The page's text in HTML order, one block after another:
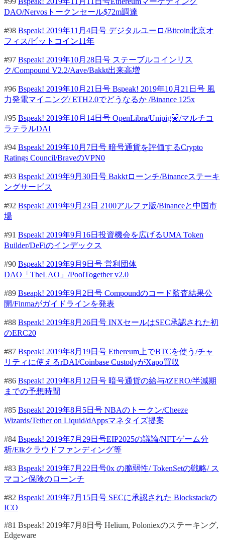
DAO/Nervosトークンセール$72m調達
#98 Bspeak! 2019年11月4日号 デジタルユーロ/Bitcoin北京オ
フィス/ビットコイン11年
#97 Bspeak! 2019年10月28日号 ステーブルコインリス
ク/Compound V2.2/Aave/Bakkt出来高増
#96 Bspeak! 2019年10月21日号 Bspeak! 2019年10月21日号 風
力発電マイニング/ ETH2.0でどうなるか /Binance 125x
#95 Bspeak! 2019年10月14日号 OpenLibra/Unipig🐷/マルチコ
ラテラルDAI
#94 Bspeak! 2019年10月7日号 暗号通貨を評価するCrypto
Ratings Council/BraveのVPN0
#93 Bspeak! 2019年9月30日号 Bakktローンチ/Binanceステーキ
ングサービス
#92 Bspeak! 2019年9月23日 2100アルファ版/Binanceと中国市
場
#91 Bspeak! 2019年9月16日投資機会を広げるUMA Token
Builder/DeFiのインデックス
#90 Bspeak! 2019年9月9日号 営利団体
DAO「TheLAO」/PoolTogether v2.0
#89 Bseapk! 2019年9月2日号 Compoundのコード監査結果公
開/Finmaがガイドラインを発表
#88 Bspeak! 2019年8月26日号 INXセールはSEC承認された初
のERC20
#87 Bspeak! 2019年8月19日号 Ethereum上でBTCを使う/チャ
リティに使えるrDAI/Coinbase CustodyがXapo買収
#86 Bspeak! 2019年8月12日号 暗号通貨の給与/tZERO/半減期
までの予想時間
#85 Bspeak! 2019年8月5日号 NBAのトークン/Cheeze
Wizards/Tether on Liquid/dAppsマネタイズ提案
#84 Bspeak! 2019年7月29日号EIP2025の議論/NFTゲーム分
析/Elkクラウドファンディング等
#83 Bspeak! 2019年7月22日号0x の脆弱性/ TokenSetの戦略/ ス
マコン保険のローンチ
#82 Bspeak! 2019年7月15日号 SECに承認された Blockstackの
ICO
#81 Bspeak! 2019年7月8日号 Helium, Poloniexのステーキング,
Edgeware